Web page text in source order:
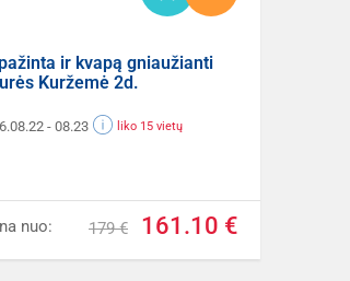
ir kvapą gniaužianti
Kuržemė 2d.
- 08.23 liko 15 vietų
nuo: 179 € 161.10 €